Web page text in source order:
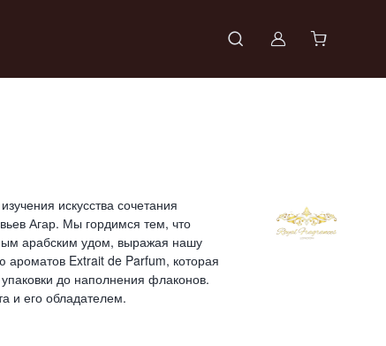
Войти в
искусства сочетания
Агар. Мы гордимся тем, что
арабским удом, выражая нашу
Extrait de Parfum, которая
до наполнения флаконов.
и его обладателем.